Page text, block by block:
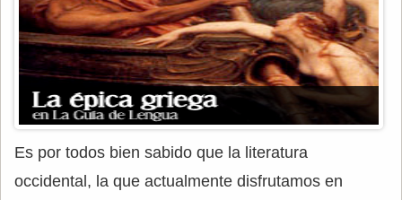
Es por todos bien sabido que la literatura
occidental, la que actualmente disfrutamos en